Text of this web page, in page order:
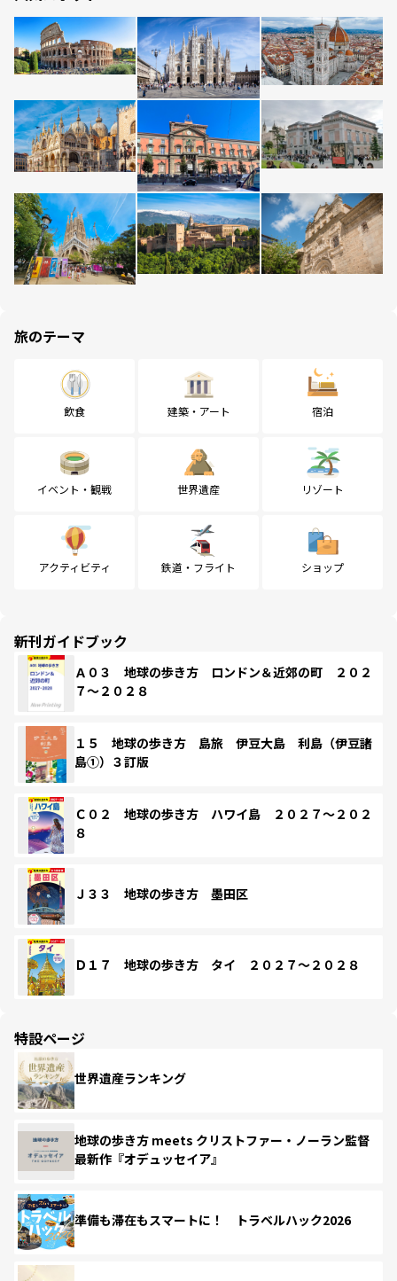
旅のテーマ
飲食 建築・アート 宿泊
イベント・観戦 世界遺産 リゾート
アクティビティ 鉄道・フライト ショップ
新刊ガイドブック
Ａ０３ 地球の歩き方 ロンドン＆近郊の町 ２０２
７～２０２８
１５ 地球の歩き方 島旅 伊豆大島 利島（伊豆諸
島①）３訂版
Ｃ０２ 地球の歩き方 ハワイ島 ２０２７～２０２
８
Ｊ３３ 地球の歩き方 墨田区
Ｄ１７ 地球の歩き方 タイ ２０２７～２０２８
特設ページ
世界遺産ランキング
地球の歩き方 meets クリストファー・ノーラン監督
最新作『オデュッセイア』
準備も滞在もスマートに！ トラベルハック2026